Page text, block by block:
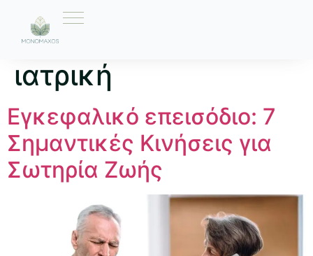
Ετικέτα:
ιατρική
Εγκεφαλικό επεισόδιο: 7
Σημαντικές Κινήσεις για
Σωτηρία Ζωής